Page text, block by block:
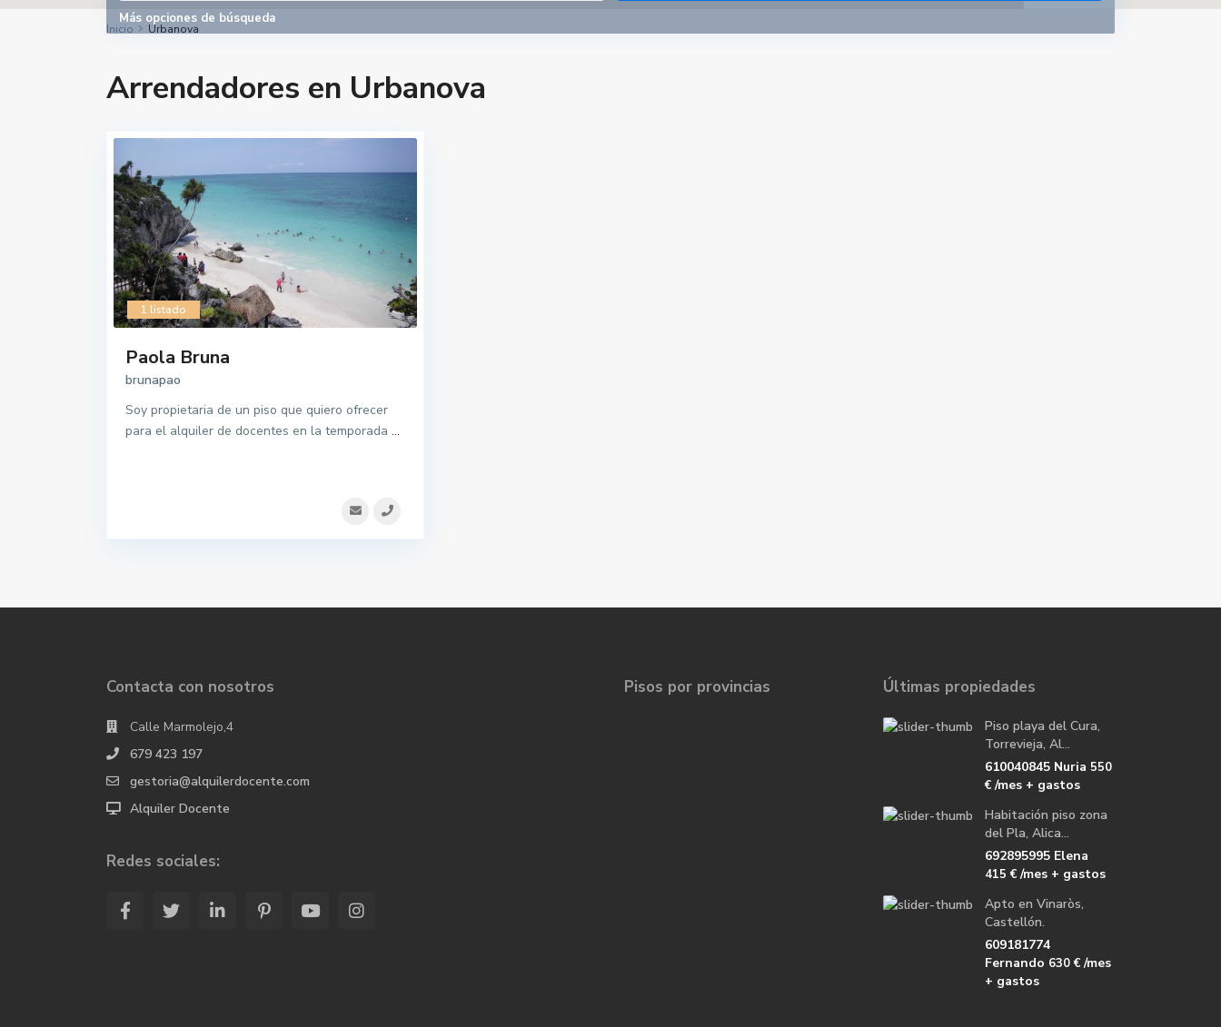
Más opciones de búsqueda
Inicio Urbanova
Arrendadores en Urbanova
1 listado
Paola Bruna
brunapao
Soy propietaria de un piso que quiero ofrecer
para el alquiler de docentes en la temporada ...
Contacta con nosotros
Calle Marmolejo,4
679 423 197
gestoria@alquilerdocente.com
Alquiler Docente
Redes sociales:
Pisos por provincias Últimas propiedades
Piso playa del Cura,
Torrevieja, Al...
610040845 Nuria 550
€/mes + gastos
Habitación piso zona
del Pla, Alica...
692895995 Elena
415 €/mes + gastos
Apto en Vinaròs,
Castellón.
609181774
Fernando 630 €/mes
+ gastos